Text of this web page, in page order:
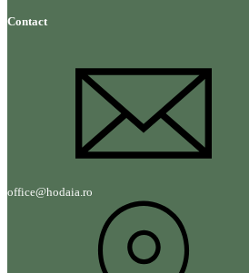
Contact
office@hodaia.ro